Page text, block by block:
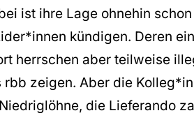
YouTube Carica tutto
ist ihre Lage ohnehin
kündigen. Deren
herrschen aber teilweise
zeigen. Aber die
die Lieferando